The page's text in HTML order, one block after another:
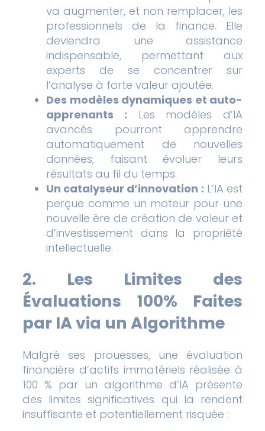
va augmenter, et non remplacer, les
professionnels de la finance. Elle
deviendra une assistance
indispensable, permettant aux
experts de se concentrer sur
l’analyse à forte valeur ajoutée.
Des modèles dynamiques et auto-
apprenants : Les modèles d’IA
avancés pourront apprendre
automatiquement de nouvelles
données, faisant évoluer leurs
résultats au fil du temps.
Un catalyseur d’innovation : L’IA est
perçue comme un moteur pour une
nouvelle ère de création de valeur et
d’investissement dans la propriété
intellectuelle.
2. Les Limites des
Évaluations 100% Faites
par IA via un Algorithme
Malgré ses prouesses, une évaluation
financière d’actifs immatériels réalisée à
100 % par un algorithme d’IA présente
des limites significatives qui la rendent
insuffisante et potentiellement risquée :